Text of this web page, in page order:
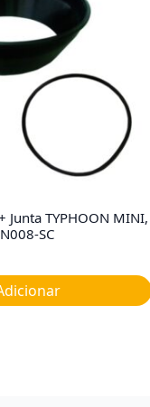
Junta TYPHOON MINI,
SC